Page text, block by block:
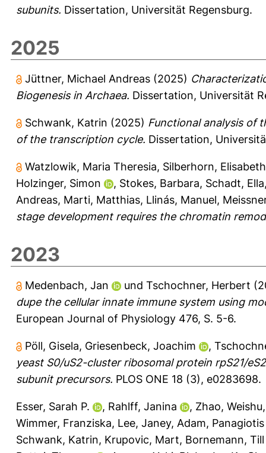
subunits. Dissertation, Universität Regensburg.
2025
Jüttner, Michael Andreas (2025)
Biogenesis in Archaea. Dissertation, Universität
Schwank, Katrin (2025) Functional analysis of
of the transcription cycle. Dissertation,
Watzlowik, Maria Theresia, Silberhorn, Elisabeth
Holzinger, Simon
, Stokes, Barbara, Schadt, Ella
Andreas, Marti, Matthias, Llinás, Manuel,
stage development requires the chromatin
2023
Medenbach, Jan und Tschochner, Herbert
dupe the cellular innate immune system using
European Journal of Physiology 476, S. 5-6.
Pöll, Gisela, Griesenbeck, Joachim ,
yeast S0/uS2-cluster ribosomal protein rpS21/
subunit precursors. PLOS ONE 18 (3), e0283698.
Esser, Sarah P. , Rahlff, Janina , Zhao, Weishu
Wimmer, Franziska, Lee, Janey, Adam, Panagiotis
Schwank, Katrin, Krupovic, Mart, Bornemann, Till